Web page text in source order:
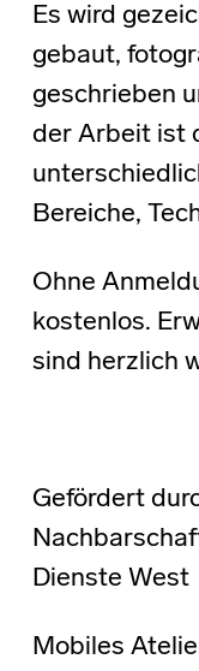
Es wird
gebaut,
geschrieben
der Arbeit ist
Bereiche,
Ohne
kostenlos.
sind herzlich
Gefördert
Dienste West
Mobiles